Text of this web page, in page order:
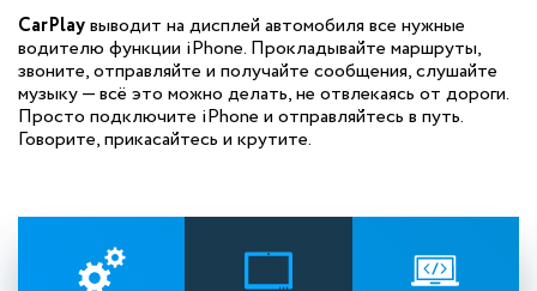
CarPlayвыводит на дисплей автомобиля все нужные
водителю функции iPhone. Прокладывайте маршруты,
звоните, отправляйте и получайте сообщения, слушайте
музыку — всё это можно делать, не отвлекаясь от дороги.
Просто подключите iPhone и отправляйтесь в путь.
Говорите, прикасайтесь и крутите.